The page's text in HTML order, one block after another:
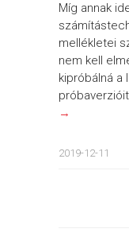
Míg annak
mellékletei
nem kell
kipróbálná a
→
2019-12-11